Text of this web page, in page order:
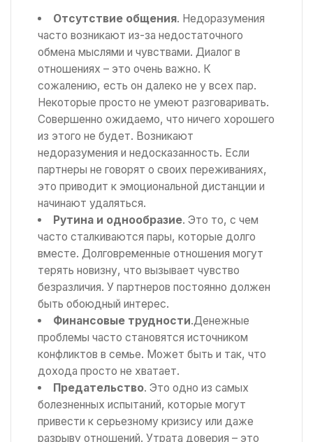
Отсутствие общения. Недоразумения
часто возникают из-за недостаточного
обмена мыслями и чувствами. Диалог в
отношениях – это очень важно. К
сожалению, есть он далеко не у всех пар.
Некоторые просто не умеют разговаривать.
Совершенно ожидаемо, что ничего хорошего
из этого не будет. Возникают
недоразумения и недосказанность. Если
партнеры не говорят о своих переживаниях,
это приводит к эмоциональной дистанции и
начинают удаляться.
Рутина и однообразие. Это то, с чем
часто сталкиваются пары, которые долго
вместе. Долговременные отношения могут
терять новизну, что вызывает чувство
безразличия. У партнеров постоянно должен
быть обоюдный интерес.
Финансовые трудности.Денежные
проблемы часто становятся источником
конфликтов в семье. Может быть и так, что
дохода просто не хватает.
Предательство. Это одно из самых
болезненных испытаний, которые могут
привести к серьезному кризису или даже
разрыву отношений. Утрата доверия – это